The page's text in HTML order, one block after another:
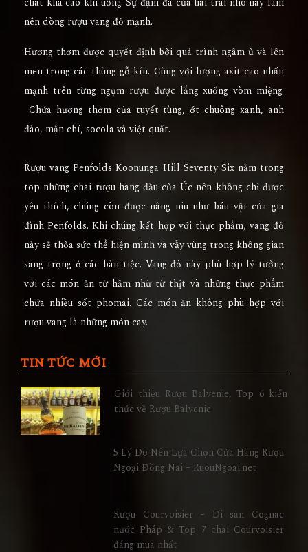
nên dòng rượu vang đỏ mạnh.
Hương thơm được quyết định bởi quá trình ngâm ủ và lên
men trong các thùng gỗ kín. Cùng với lượng axit cao nhấn
mạnh trên từng ngụm rượu được lắng xuống vòm miệng.
Chứa hương thơm của tuyết tùng, ớt chuông xanh, anh
đào, mận chí, socola và việt quất.
Rượu vangPenfolds Koonunga Hill Seventy Sixnằm trong
top những chai rượu hàng đầu của Úc nên không chỉ được
yêu thích, chúng còn được nâng niu như báu vật của gia
đình Penfolds. Khi chúng kết hợp với thực phẩm, vang đỏ
này sẽ thỏa sức thể hiện mình và vẫy vùng trong không gian
sang trọng ở các bàn tiệc. Vang đỏ này phù hợp lý tưởng
với các món ăn từ hầm nhừ từ thịt và những thực phẩm
chứa nhiều sốt phomai. Các món ăn không phù hợp với
rượu vang là những món cay.
TIN TỨC MỚI
Giới thiệu Rượu Balvenie, Top 6 kiến
thức về Rượu Balvenie
5 Lý Do Nên Lựa Chọn Cửa Hàng Rượu
Ngoại Đồng Nai – RuouNgoai.net
Rượu Courvoisier – Di sản Cognac
nước Pháp & Top 7 chai Courvoisier
đáng mua nhất